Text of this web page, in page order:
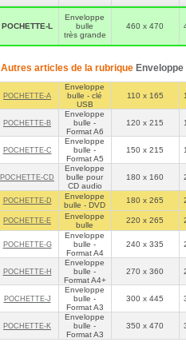
POCHETTE‑L
Enveloppe
bulle
très grande
460 x 470
Autres articles de la rubrique
POCHETTE‑A
Enveloppe
bulle - clé
USB
110 x 165
POCHETTE‑B
Enveloppe
bulle -
Format A6
120 x 215
POCHETTE‑C
Enveloppe
bulle -
Format A5
150 x 215
POCHETTE‑CD
Enveloppe
bulle pour
CD audio
180 x 160
POCHETTE‑D
Enveloppe
bulle - DVD
180 x 265
POCHETTE‑E
Enveloppe
bulle
220 x 265
POCHETTE‑G
Enveloppe
bulle -
Format A4
240 x 335
POCHETTE‑H
Enveloppe
bulle -
Format A4+
270 x 360
POCHETTE‑J
Enveloppe
bulle -
Format A3
300 x 445
POCHETTE‑K
Enveloppe
bulle -
Format A3
350 x 470